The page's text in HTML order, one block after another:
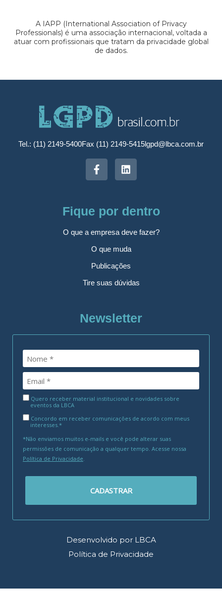
A IAPP (International Association of Privacy
Professionals) é uma associação internacional, voltada a
atuar com profissionais que tratam da privacidade global
de dados.
Tel.: (11) 2149-5400Fax (11) 2149-5415lgpd@lbca.com.br
Fique por dentro
O que a empresa deve fazer?
O que muda
Publicações
Tire suas dúvidas
Newsletter
Quero receber material institucional e novidades sobre
eventos da LBCA
Concordo em receber comunicações de acordo com meus
interesses.*
*Não enviamos muitos e-mails e você pode alterar suas
permissões de comunicação a qualquer tempo. Acesse nossa
Política de Privacidade.
CADASTRAR
Desenvolvido por LBCA
Política de Privacidade